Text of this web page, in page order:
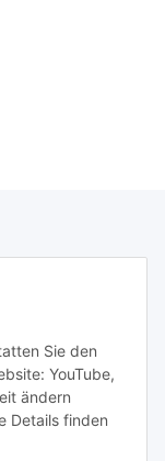
Sie den
YouTube,
ändern
Details finden
& JTL-Support